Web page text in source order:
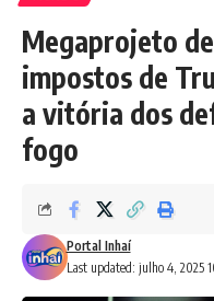
Megaprojeto
impostos de
a vitória dos
fogo
Last updated: julho 4, 2025
Portal Inhaí